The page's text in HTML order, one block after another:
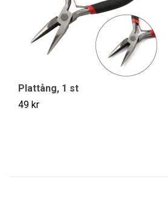
Plattång, 1 st
49 kr